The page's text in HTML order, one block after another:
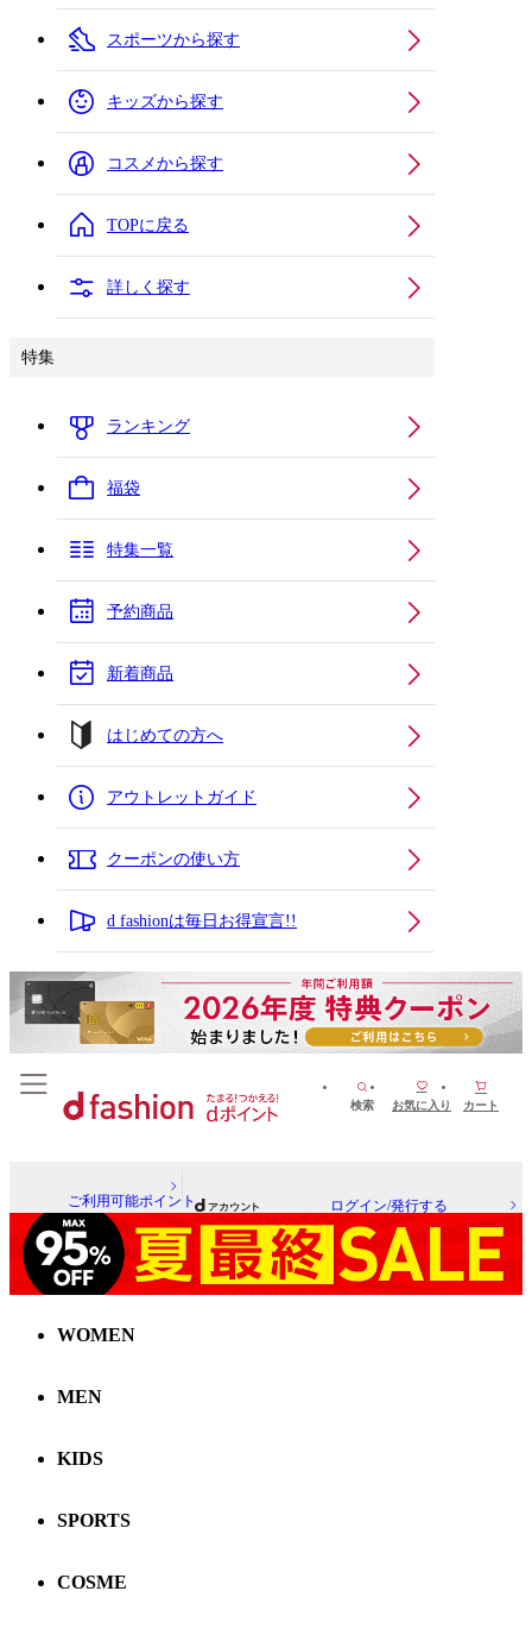
スポーツから探す
キッズから探す
コスメから探す
TOPに戻る
詳しく探す
特集
ランキング
福袋
特集一覧
予約商品
新着商品
はじめての方へ
アウトレットガイド
クーポンの使い方
d fashionは毎日お得宣言!!
検索 お気に入り カート
ご利用可能ポイント ログイン/発行する
WOMEN
MEN
KIDS
SPORTS
COSME